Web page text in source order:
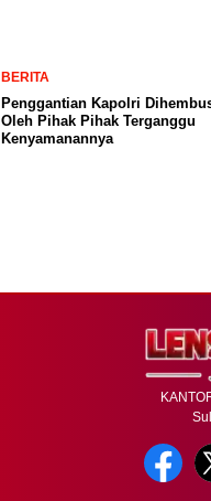
BERITA
Penggantian Kapolri
Oleh Pihak Pihak Terganggu
Kenyamanannya